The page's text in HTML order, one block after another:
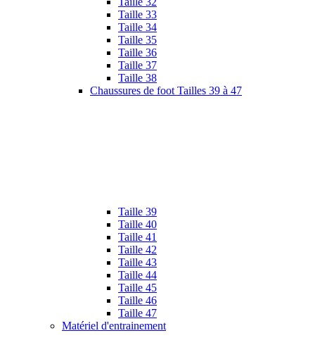
Taille 33
Taille 34
Taille 35
Taille 36
Taille 37
Taille 38
Chaussures de foot Tailles 39 à 47
Taille 39
Taille 40
Taille 41
Taille 42
Taille 43
Taille 44
Taille 45
Taille 46
Taille 47
Matériel d'entrainement